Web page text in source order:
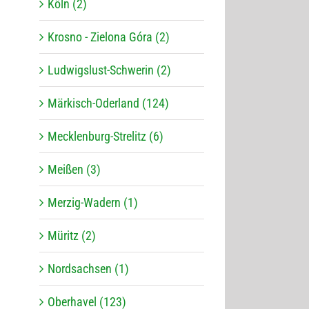
Köln (2)
Krosno - Zielona Góra (2)
Ludwigslust-Schwerin (2)
Märkisch-Oderland (124)
Mecklenburg-Strelitz (6)
Meißen (3)
Merzig-Wadern (1)
Müritz (2)
Nordsachsen (1)
Oberhavel (123)